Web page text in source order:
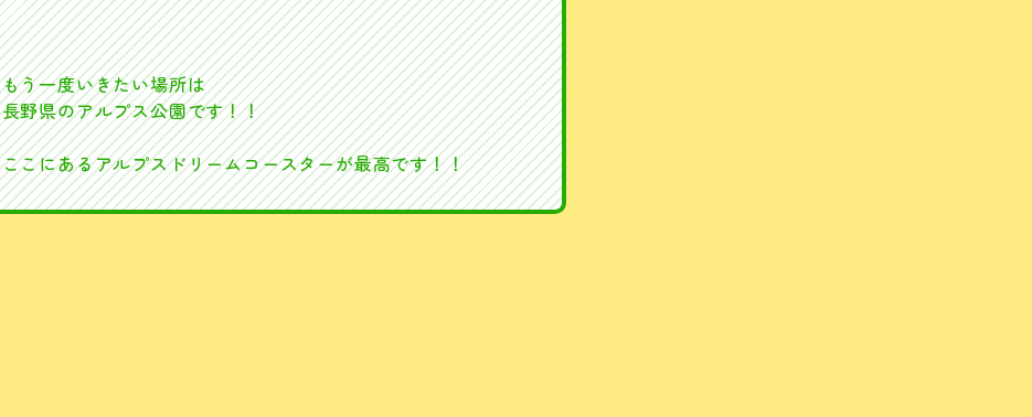
もう一度いきたい場所は
長野県のアルプス公園です！！
ここにあるアルプスドリームコースターが最高です！！